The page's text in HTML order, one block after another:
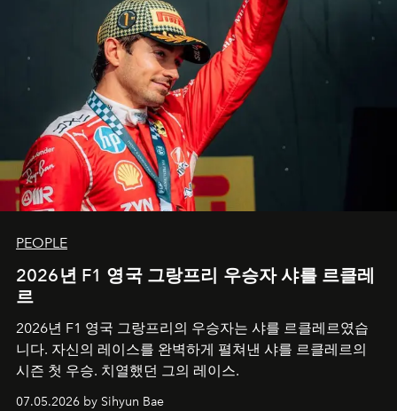
PEOPLE
2026년 F1 영국 그랑프리 우승자 샤를 르클레
르
2026년 F1 영국 그랑프리의 우승자는 샤를 르클레르였습
니다. 자신의 레이스를 완벽하게 펼쳐낸 샤를 르클레르의
시즌 첫 우승. 치열했던 그의 레이스.
07.05.2026 by Sihyun Bae